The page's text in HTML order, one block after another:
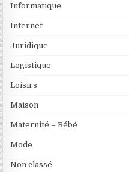
Informatique
Internet
Juridique
Logistique
Loisirs
Maison
Maternité – Bébé
Mode
Non classé